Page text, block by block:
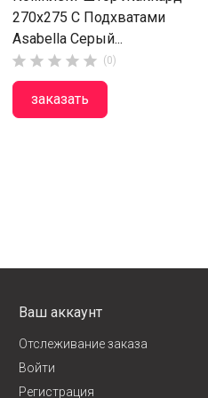
270х275 С Подхватами
Asabella Серый...
     (0)
заказать
Ваш аккаунт
Отслеживание заказа
Войти
Регистрация